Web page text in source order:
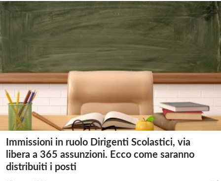
Immissioni in ruolo Dirigenti Scolastici, via
libera a 365 assunzioni. Ecco come saranno
distribuiti i posti